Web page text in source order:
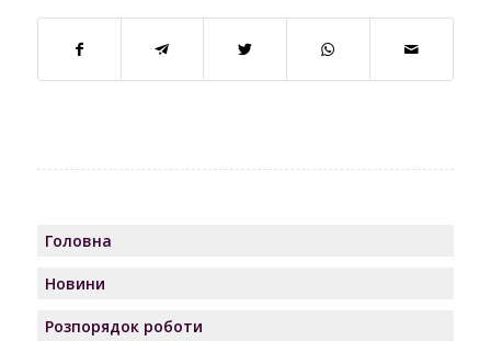
Головна
Новини
Розпорядок роботи